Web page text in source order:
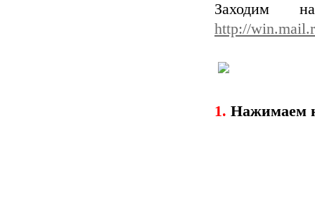
Заходим
http://
1. Нажимаем